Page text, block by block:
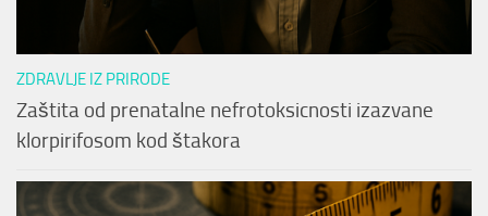
ZDRAVLJE IZ PRIRODE
Zaštita od prenatalne nefrotoksicnosti izazvane
klorpirifosom kod štakora